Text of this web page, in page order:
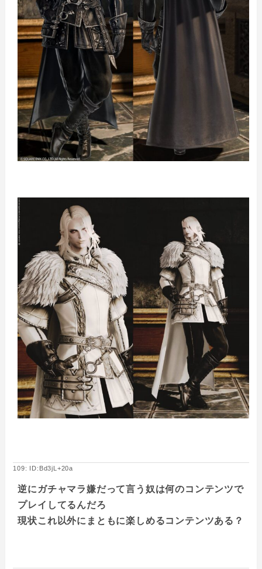
109: ID:Bd3jL+20a
逆にガチャマラ嫌だって言う奴は何のコンテンツで
プレイしてるんだろ
現状これ以外にまともに楽しめるコンテンツある？